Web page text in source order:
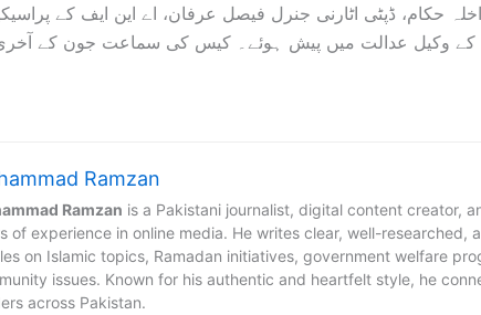
حکام، ڈپٹی اٹارنی جنرل فیصل عرفان، اے این ایف کے
کے وکیل عدالت میں پیش ہوئے۔ کیس کی سماعت جون کے آخری
Ramzan
Ramzan is a Pakistani journalist, digital content creator,
of experience in online media. He writes clear, well-researched,
on Islamic topics, Ramadan initiatives, government welfare
issues. Known for his authentic and heartfelt style, he
across Pakistan.